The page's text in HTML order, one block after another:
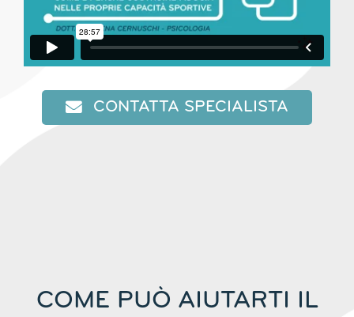
CONTATTA SPECIALISTA
COME PUÒ AIUTARTI IL